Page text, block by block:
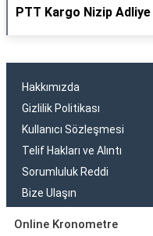
PTT Kargo Nizip
Hakkımızda
Gizlilik Politikası
Kullanıcı Sözleşmesi
Telif Hakları ve Alıntı
Sorumluluk Reddi
Bize Ulaşın
Online Kronometre